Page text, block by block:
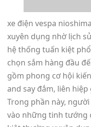
xe điện vespa
xuyên dụng nhờ lịch
hệ thống tuấn kiệt
chọn sắm hàng đầu
gồm phong cơ hội
and say đắm, liên
Trong phần này,
vào những tinh tướng